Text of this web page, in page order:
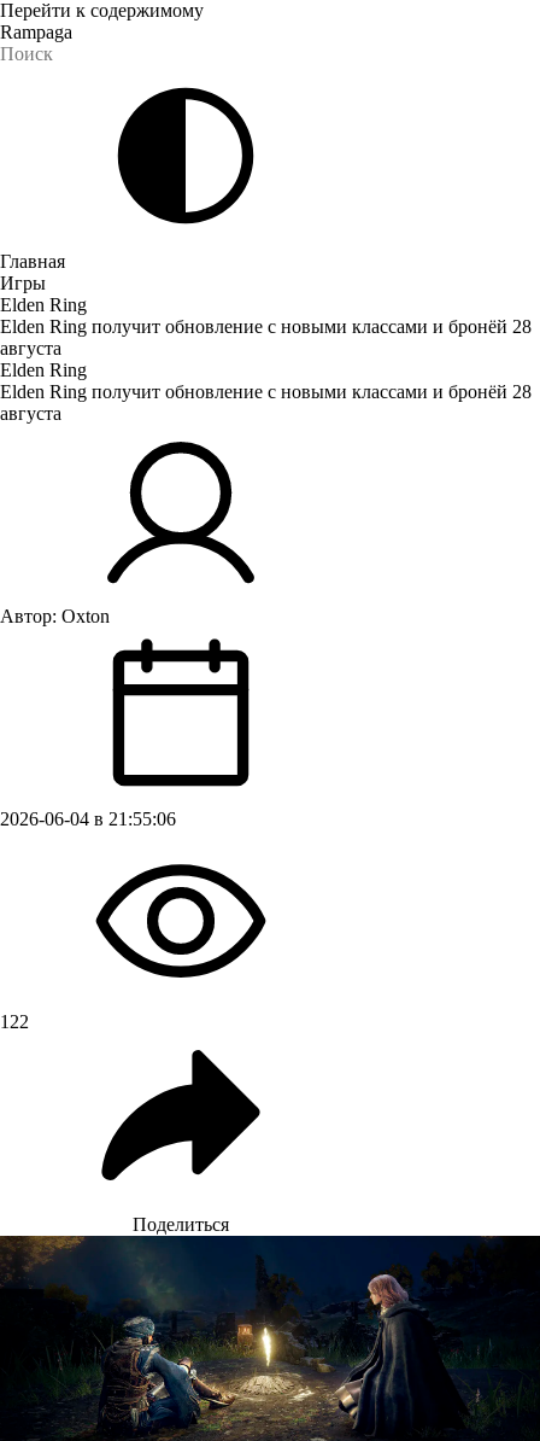
Перейти к содержимому
Rampaga
Главная
Игры
Elden Ring
Elden Ring получит обновление с новыми классами и бронёй 28
августа
Elden Ring
Elden Ring получит обновление с новыми классами и бронёй 28
августа
Автор: Oxton
2026-06-04 в 21:55:06
122
Поделиться